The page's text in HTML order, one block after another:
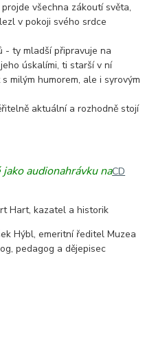
všechna zákoutí světa,
v pokoji svého srdce
- ty mladší připravuje na
úskalími, ti starší v ní
milým humorem, ale i syrovým
aktuální a rozhodně stojí
audionahrávku naCD
Hart, kazatel a historik
Hýbl, emeritní ředitel Muzea
pedagog a dějepisec